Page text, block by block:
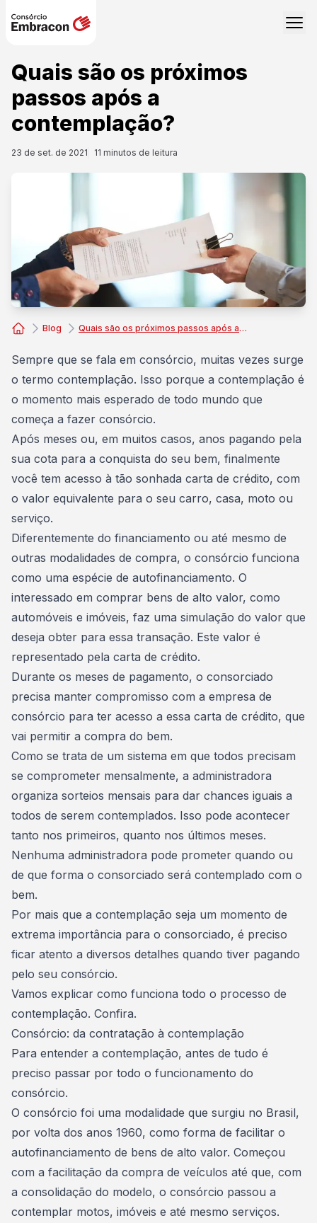
Quais são os próximos
passos após a
contemplação?
23 de set. de 2021 11 minutos de leitura
Blog Quais são os próximos passos após a contemplação?
Sempre que se fala em consórcio, muitas vezes surge
o termo contemplação. Isso porque a contemplação é
o momento mais esperado de todo mundo que
começa a fazer consórcio.
Após meses ou, em muitos casos, anos pagando pela
sua cota para a conquista do seu bem, finalmente
você tem acesso à tão sonhada carta de crédito, com
o valor equivalente para o seu carro, casa, moto ou
serviço.
Diferentemente do financiamento ou até mesmo de
outras modalidades de compra, o consórcio funciona
como uma espécie de autofinanciamento. O
interessado em comprar bens de alto valor, como
automóveis e imóveis, faz uma simulação do valor que
deseja obter para essa transação. Este valor é
representado pela carta de crédito.
Durante os meses de pagamento, o consorciado
precisa manter compromisso com a empresa de
consórcio para ter acesso a essa carta de crédito, que
vai permitir a compra do bem.
Como se trata de um sistema em que todos precisam
se comprometer mensalmente, a administradora
organiza sorteios mensais para dar chances iguais a
todos de serem contemplados. Isso pode acontecer
tanto nos primeiros, quanto nos últimos meses.
Nenhuma administradora pode prometer quando ou
de que forma o consorciado será contemplado com o
bem.
Por mais que a contemplação seja um momento de
extrema importância para o consorciado, é preciso
ficar atento a diversos detalhes quando tiver pagando
pelo seu consórcio.
Vamos explicar como funciona todo o processo de
contemplação. Confira.
Consórcio: da contratação à contemplação
Para entender a contemplação, antes de tudo é
preciso passar por todo o funcionamento do
consórcio.
O consórcio foi uma modalidade que surgiu no Brasil,
por volta dos anos 1960, como forma de facilitar o
autofinanciamento de bens de alto valor. Começou
com a facilitação da compra de veículos até que, com
a consolidação do modelo, o consórcio passou a
contemplar motos, imóveis e até mesmo serviços.